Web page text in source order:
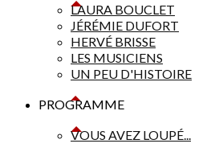
LAURA BOUCLET
JÉRÉMIE DUFORT
HERVÉ BRISSE
LES MUSICIENS
UN PEU D'HISTOIRE
PROGRAMME
VOUS AVEZ LOUPÉ...